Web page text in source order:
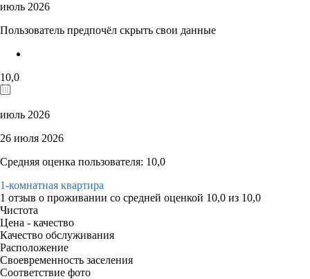
июль 2026
Пользователь предпочёл скрыть свои данные
10,0
июль 2026
26 июля 2026
Средняя оценка пользователя: 10,0
1-комнатная квартира
1 отзыв о проживании со средней оценкой 10,0 из 10,0
Чистота
Цена - качество
Качество обслуживания
Расположение
Своевременность заселения
Соответствие фото